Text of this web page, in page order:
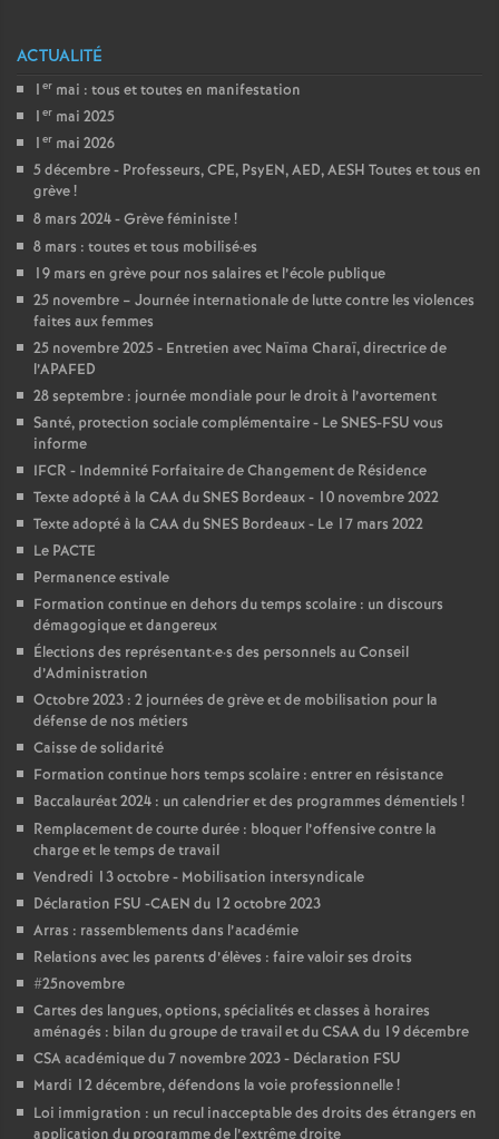
s
u
r
s
ACTUALITÉ
1 er mai : tous et toutes en manifestation
1 er mai 2025
1 er mai 2026
5 décembre - Professeurs, CPE, PsyEN, AED, AESH Toutes et tous en
grève!
8 mars 2024 - Grève féministe!
8 mars : toutes et tous mobilisé·es
19 mars en grève pour nos salaires et l’école publique
25 novembre – Journée internationale de lutte contre les violences
faites aux femmes
25 novembre 2025 - Entretien avec Naïma Charaï, directrice de
l’APAFED
28 septembre : journée mondiale pour le droit à l’avortement
Santé, protection sociale complémentaire - Le SNES-FSU vous
informe
IFCR - Indemnité Forfaitaire de Changement de Résidence
Texte adopté à la CAA du SNES Bordeaux - 10 novembre 2022
Texte adopté à la CAA du SNES Bordeaux - Le 17 mars 2022
Le PACTE
Permanence estivale
Formation continue en dehors du temps scolaire : un discours
démagogique et dangereux
Élections des représentant·e·s des personnels au Conseil
d’Administration
Octobre 2023 : 2 journées de grève et de mobilisation pour la
défense de nos métiers
Caisse de solidarité
Formation continue hors temps scolaire : entrer en résistance
Baccalauréat 2024 : un calendrier et des programmes démentiels !
Remplacement de courte durée : bloquer l’offensive contre la
charge et le temps de travail
Vendredi 13 octobre - Mobilisation intersyndicale
Déclaration FSU -CAEN du 12 octobre 2023
Arras : rassemblements dans l’académie
Relations avec les parents d’élèves : faire valoir ses droits
#25novembre
Cartes des langues, options, spécialités et classes à horaires
aménagés : bilan du groupe de travail et du CSAA du 19 décembre
CSA académique du 7 novembre 2023 - Déclaration FSU
Mardi 12 décembre, défendons la voie professionnelle!
Loi immigration : un recul inacceptable des droits des étrangers en